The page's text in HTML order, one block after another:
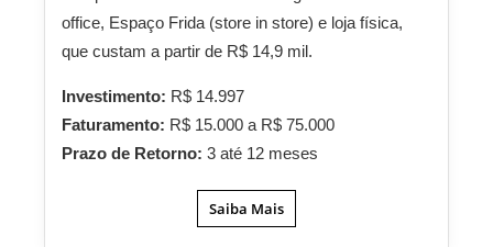
office, Espaço Frida (store in store) e loja física,
que custam a partir de R$ 14,9 mil.
Investimento: R$ 14.997
Faturamento: R$ 15.000 a R$ 75.000
Prazo de Retorno: 3 até 12 meses
Saiba Mais